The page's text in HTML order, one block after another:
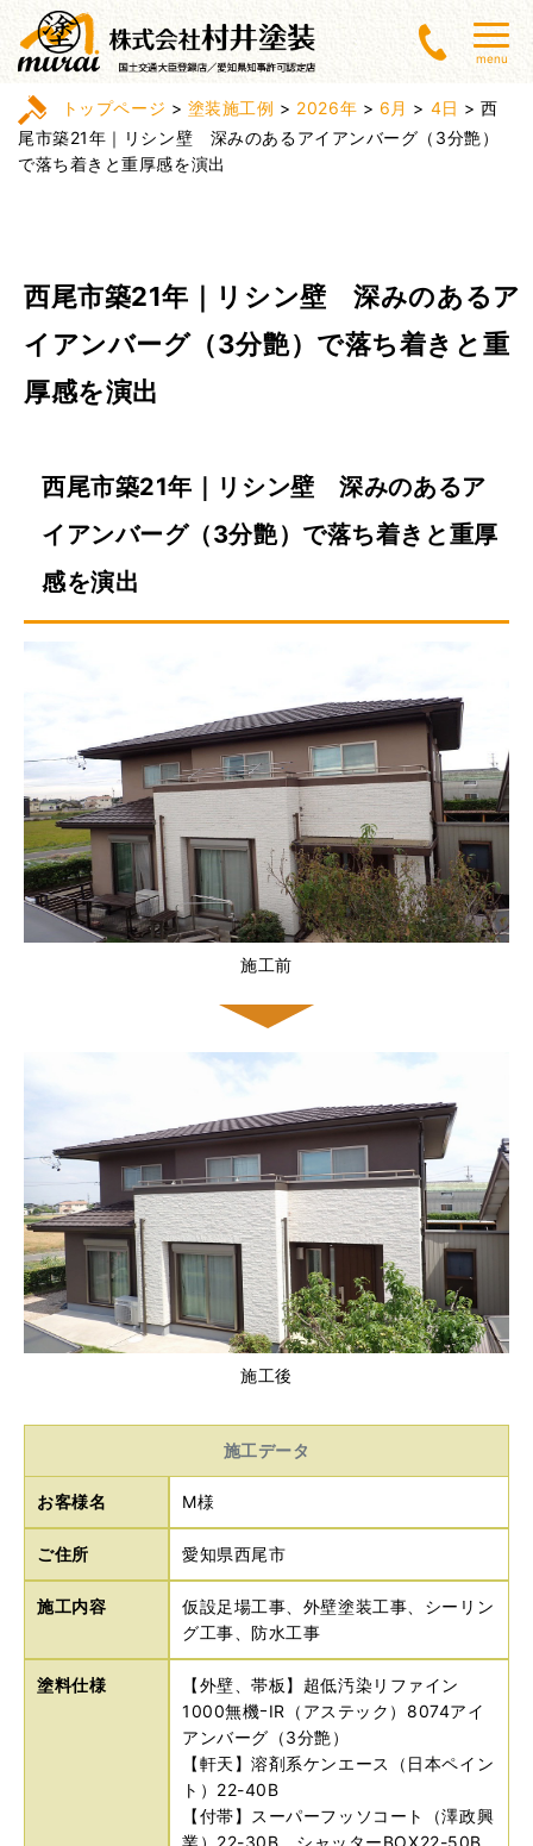
menu
トップページ > 塗装施工例 > 2026年 > 6月 > 4日 >西
尾市築21年｜リシン壁 深みのあるアイアンバーグ（3分艶）
で落ち着きと重厚感を演出
西尾市築21年｜リシン壁 深みのあるア
イアンバーグ（3分艶）で落ち着きと重
厚感を演出
西尾市築21年｜リシン壁 深みのあるア
イアンバーグ（3分艶）で落ち着きと重厚
感を演出
施工前
施工後
施工データ
お客様名 M様
ご住所 愛知県西尾市
施工内容
仮設足場工事、外壁塗装工事、シーリン
グ工事、防水工事
塗料仕様
【外壁、帯板】超低汚染リファイン
1000無機ｰIR（アステック）8074アイ
アンバーグ（3分艶）
【軒天】溶剤系ケンエース（日本ペイン
ト）22-40B
【付帯】スーパーフッソコート（澤政興